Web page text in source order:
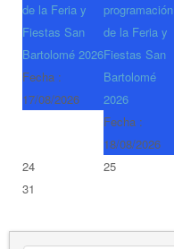
de la Feria y
Fiestas San
Bartolomé 2026
Fecha :
17/08/2026
programación
de la Feria y
Fiestas San
Bartolomé
2026
Fecha :
18/08/2026
24 25
31